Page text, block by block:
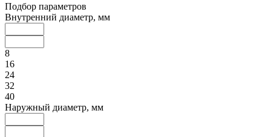
Подбор параметров
Внутренний диаметр, мм
8
16
24
32
40
Наружный диаметр, мм